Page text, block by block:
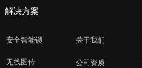
安全智能锁
无线图传
关于我们
公司资质
解决方案